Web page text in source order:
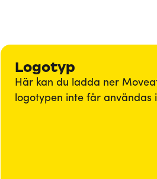
Logotyp
Här kan du ladda ner
logotypen inte får